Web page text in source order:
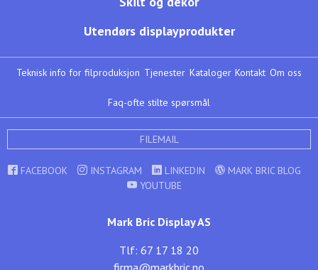
Utendørs displayprodukter
Teknisk info for filproduksjon Tjenester Kataloger Kontakt Om oss
Faq-ofte stilte spørsmål
FILEMAIL
FACEBOOK INSTAGRAM LINKEDIN
MARK BRIC BLOG
YOUTUBE
Mark Bric Display AS
Tlf: 67 17 18 20